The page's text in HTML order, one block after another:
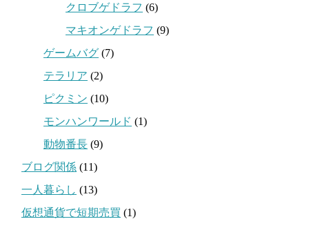
クロブゲドラフ (6)
マキオンゲドラフ (9)
ゲームバグ (7)
テラリア (2)
ピクミン (10)
モンハンワールド (1)
動物番長 (9)
ブログ関係 (11)
一人暮らし (13)
仮想通貨で短期売買 (1)